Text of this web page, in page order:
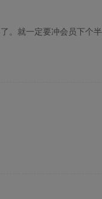
就一定要冲会员下个